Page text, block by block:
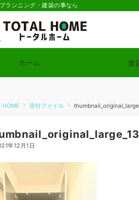
ランニング・建築の事なら
ホーム 賃
HOME 添付ファイル
年12月1日